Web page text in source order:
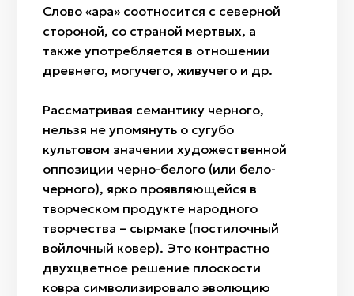
Слово «қара» соотносится с северной
стороной, со страной мертвых, а
также употребляется в отношении
древнего, могучего, живучего и др.
Рассматривая семантику черного,
нельзя не упомянуть о сугубо
культовом значении художественной
оппозиции черно-белого (или бело-
черного), ярко проявляющейся в
творческом продукте народного
творчества – сырмаке (постилочный
войлочный ковер). Это контрастно
двухцветное решение плоскости
ковра символизировало эволюцию